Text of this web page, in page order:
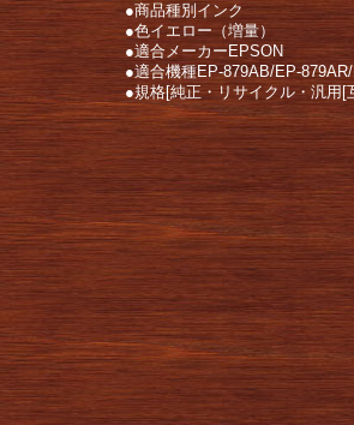
●商品種別インク
●色イエロー（増量）
●適合メーカーEPSON
●適合機種EP-879AB/EP-
●規格[純正・リサイクル・汎用[